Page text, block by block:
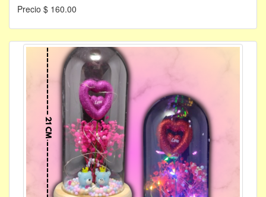
Precio $ 160.00